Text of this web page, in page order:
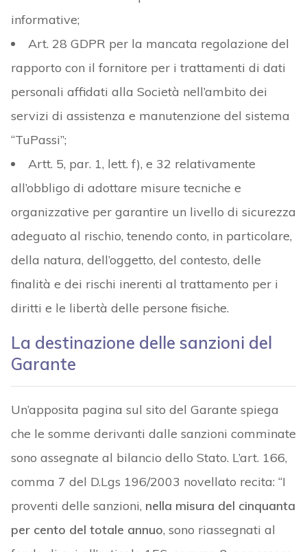
informative;
Art. 28 GDPR per la mancata regolazione del
rapporto con il fornitore per i trattamenti di dati
personali affidati alla Società nell’ambito dei
servizi di assistenza e manutenzione del sistema
“TuPassi”;
Artt. 5, par. 1, lett. f), e 32 relativamente
all’obbligo di adottare misure tecniche e
organizzative per garantire un livello di sicurezza
adeguato al rischio, tenendo conto, in particolare,
della natura, dell’oggetto, del contesto, delle
finalità e dei rischi inerenti al trattamento per i
diritti e le libertà delle persone fisiche.
La destinazione delle sanzioni del
Garante
Un’apposita pagina sul sito del Garante spiega
che le somme derivanti dalle sanzioni comminate
sono assegnate al bilancio dello Stato. L’art. 166,
comma 7 del D.Lgs 196/2003 novellato recita: “I
proventi delle sanzioni, nella misura del cinquanta
per cento del totale annuo, sono riassegnati al